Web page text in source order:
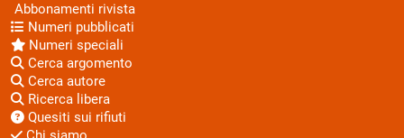
Abbonamenti rivista
Numeri pubblicati
Numeri speciali
Cerca argomento
Cerca autore
Ricerca libera
Quesiti sui rifiuti